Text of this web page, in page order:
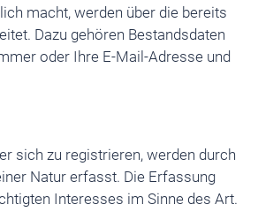
macht, werden über die bereits
Dazu gehören Bestandsdaten
oder Ihre E-Mail-Adresse und
sich zu registrieren, werden durch
Natur erfasst. Die Erfassung
Interesses im Sinne des Art.